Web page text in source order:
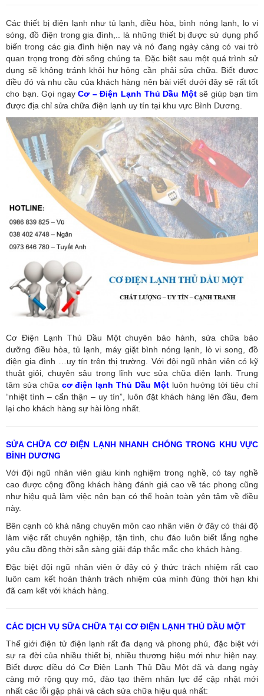
Các thiết bị điện lạnh như tủ lạnh, điều hòa, bình nóng lạnh, lo vi
sóng, đồ điện trong gia đình,.. là những thiết bị được sử dụng phổ
biến trong các gia đình hiện nay và nó đang ngày càng có vai trò
quan trọng trong đời sống chúng ta. Đặc biệt sau một quá trình sử
dụng sẽ không tránh khỏi hư hỏng cần phải sửa chữa. Biết được
điều đó và nhu cầu của khách hàng nên bài viết dưới đây sẽ rất tốt
cho bạn. Gọi ngayCơ – Điện Lạnh Thủ Dầu Một sẽ giúp bạn tìm
được địa chỉ sửa chữa điện lạnh uy tín tại khu vực Bình Dương.
Cơ Điện Lạnh Thủ Dầu Một chuyên bảo hành, sửa chữa bảo
dưỡng điều hòa, tủ lạnh, máy giặt bình nóng lạnh, lò vi song, đồ
điện gia đình …uy tín trên thị trường. Với đội ngũ nhân viên có kỹ
thuật giỏi, chuyên sâu trong lĩnh vực sửa chữa điện lạnh. Trung
tâm sửa chữa cơ điện lạnh Thủ Dầu Mộtluôn hướng tới tiêu chí
“nhiệt tình – cẩn thận – uy tín”, luôn đặt khách hàng lên đầu, đem
lại cho khách hàng sự hài lòng nhất.
SỬA CHỮA CƠ ĐIỆN LẠNH NHANH CHÓNG TRONG KHU VỰC
BÌNH DƯƠNG
Với đội ngũ nhân viên giàu kinh nghiệm trong nghề, có tay nghề
cao được cộng đồng khách hàng đánh giá cao về tác phong cũng
như hiệu quả làm việc nên bạn có thể hoàn toàn yên tâm về điều
này.
Bên cạnh có khả năng chuyên môn cao nhân viên ở đây có thái độ
làm việc rất chuyên nghiệp, tận tình, chu đáo luôn biết lắng nghe
yêu cầu đồng thời sẵn sàng giải đáp thắc mắc cho khách hàng.
Đặc biệt đội ngũ nhân viên ở đây có ý thức trách nhiệm rất cao
luôn cam kết hoàn thành trách nhiệm của mình đúng thời hạn khi
đã cam kết với khách hàng.
CÁC DỊCH VỤ SỮA CHỮA TẠI CƠ ĐIỆN LẠNH THỦ DẦU MỘT
Thế giới điện tử điện lạnh rất đa dạng và phong phú, đặc biệt với
sự ra đời của nhiều thiết bị, nhiều thương hiệu mới như hiện nay.
Biết được điều đó Cơ Điện Lạnh Thủ Dầu Một đã và đang ngày
càng mở rộng quy mô, đào tạo thêm nhân lực để cập nhật mới
nhất các lỗi gặp phải và cách sửa chữa hiệu quả nhất: